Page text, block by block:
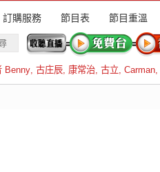
訂購服務 節目表 節目重溫
Benny, 古庄辰, 康常治, 古立, Carman,